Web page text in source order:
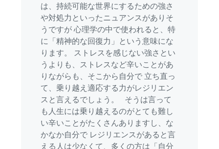
は、持続可能な世界にするための強さ
や対処力といったニュアンスがありそ
うですが 心理学の中で使われると、特
に「精神的な回復力」という意味にな
ります。 ストレスを感じない強さとい
うよりも、ストレスなど辛いことがあ
りながらも、そこから自分で 立ち直っ
て、乗り越え適応する力がレジリエン
スと言えるでしょう。 そうは言って
も人生には乗り越えるのがとても難し
い辛いことがたくさんありますし、な
かなか自分で レジリエンスがあると言
える人は少なくて、多くの方は「自分